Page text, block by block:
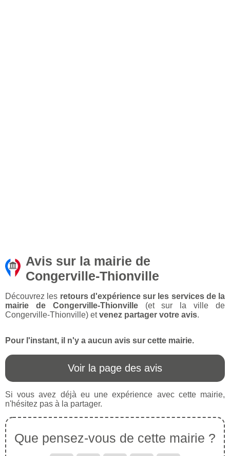
Avis sur la mairie de
Congerville-Thionville
Découvrez les retours d'expérience sur les services de la
mairie de Congerville-Thionville(et sur la ville de
Congerville-Thionville) etvenez partager votre avis.
Pour l'instant, il n'y a aucun avis sur cette mairie.
Voir la page des avis
Si vous avez déjà eu une expérience avec cette mairie,
n'hésitez pas à la partager.
Que pensez-vous de cette mairie ?